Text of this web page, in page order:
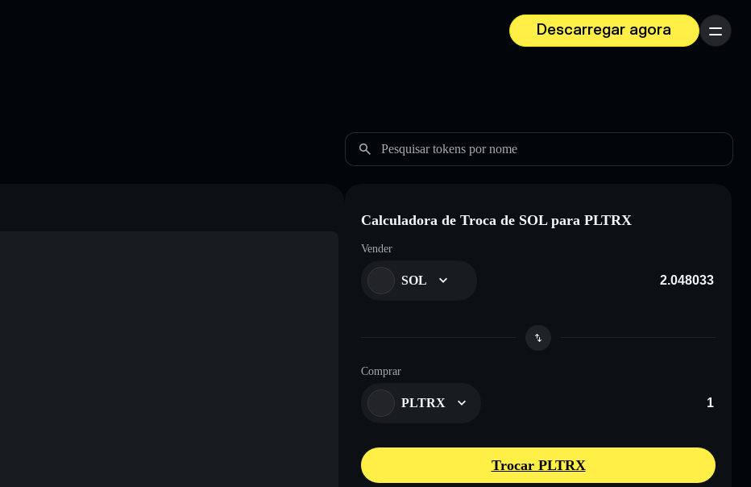
Descarregar agora
Menu
Pesquisar tokens por nome
Calculadora de Troca de SOL para PLTRX
Vender
SOL
Comprar
PLTRX
Trocar PLTRX